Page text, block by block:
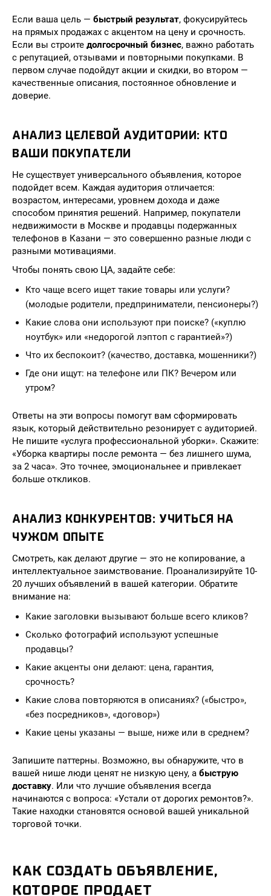
Если ваша цель — быстрый результат, фокусируйтесь
на прямых продажах с акцентом на цену и срочность.
Если вы строите долгосрочный бизнес, важно работать
с репутацией, отзывами и повторными покупками. В
первом случае подойдут акции и скидки, во втором —
качественные описания, постоянное обновление и
доверие.
АНАЛИЗ ЦЕЛЕВОЙ АУДИТОРИИ: КТО
ВАШИ ПОКУПАТЕЛИ
Не существует универсального объявления, которое
подойдет всем. Каждая аудитория отличается:
возрастом, интересами, уровнем дохода и даже
способом принятия решений. Например, покупатели
недвижимости в Москве и продавцы подержанных
телефонов в Казани — это совершенно разные люди с
разными мотивациями.
Чтобы понять свою ЦА, задайте себе:
Кто чаще всего ищет такие товары или услуги?
(молодые родители, предприниматели, пенсионеры?)
Какие слова они используют при поиске? («куплю
ноутбук» или «недорогой лэптоп с гарантией»?)
Что их беспокоит? (качество, доставка, мошенники?)
Где они ищут: на телефоне или ПК? Вечером или
утром?
Ответы на эти вопросы помогут вам сформировать
язык, который действительно резонирует с аудиторией.
Не пишите «услуга профессиональной уборки». Скажите:
«Уборка квартиры после ремонта — без лишнего шума,
за 2 часа». Это точнее, эмоциональнее и привлекает
больше откликов.
АНАЛИЗ КОНКУРЕНТОВ: УЧИТЬСЯ НА
ЧУЖОМ ОПЫТЕ
Смотреть, как делают другие — это не копирование, а
интеллектуальное заимствование. Проанализируйте 10-
20 лучших объявлений в вашей категории. Обратите
внимание на:
Какие заголовки вызывают больше всего кликов?
Сколько фотографий используют успешные
продавцы?
Какие акценты они делают: цена, гарантия,
срочность?
Какие слова повторяются в описаниях? («быстро»,
«без посредников», «договор»)
Какие цены указаны — выше, ниже или в среднем?
Запишите паттерны. Возможно, вы обнаружите, что в
вашей нише люди ценят не низкую цену, а быструю
доставку. Или что лучшие объявления всегда
начинаются с вопроса: «Устали от дорогих ремонтов?».
Такие находки становятся основой вашей уникальной
торговой точки.
КАК СОЗДАТЬ ОБЪЯВЛЕНИЕ,
КОТОРОЕ ПРОДАЕТ